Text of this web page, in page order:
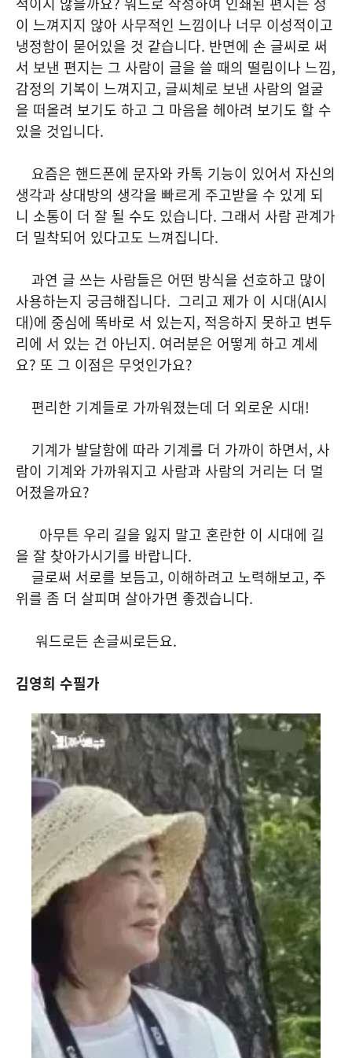
이 느껴지지 않아 사무적인 느낌이나 너무 이성적이고
냉정함이 묻어있을 것 같습니다. 반면에 손 글씨로 써
서 보낸 편지는 그 사람이 글을 쓸 때의 떨림이나 느낌,
감정의 기복이 느껴지고, 글씨체로 보낸 사람의 얼굴
을 떠올려 보기도 하고 그 마음을 헤아려 보기도 할 수
있을 것입니다.
요즘은 핸드폰에 문자와 카톡 기능이 있어서 자신의
생각과 상대방의 생각을 빠르게 주고받을 수 있게 되
니 소통이 더 잘 될 수도 있습니다. 그래서 사람 관계가
더 밀착되어 있다고도 느껴집니다.
과연 글 쓰는 사람들은 어떤 방식을 선호하고 많이
사용하는지 궁금해집니다. 그리고 제가 이 시대(AI시
대)에 중심에 똑바로 서 있는지, 적응하지 못하고 변두
리에 서 있는 건 아닌지. 여러분은 어떻게 하고 계세
요? 또 그 이점은 무엇인가요?
편리한 기계들로 가까워졌는데 더 외로운 시대!
기계가 발달함에 따라 기계를 더 가까이 하면서, 사
람이 기계와 가까워지고 사람과 사람의 거리는 더 멀
어졌을까요?
아무튼 우리 길을 잃지 말고 혼란한 이 시대에 길
을 잘 찾아가시기를 바랍니다.
글로써 서로를 보듬고, 이해하려고 노력해보고, 주
위를 좀 더 살피며 살아가면 좋겠습니다.
워드로든 손글씨로든요.
김영희 수필가